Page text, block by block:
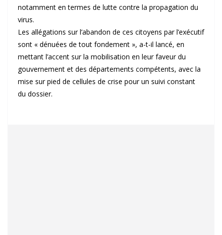
notamment en termes de lutte contre la propagation du
virus.
Les allégations sur l’abandon de ces citoyens par l’exécutif
sont « dénuées de tout fondement », a-t-il lancé, en
mettant l’accent sur la mobilisation en leur faveur du
gouvernement et des départements compétents, avec la
mise sur pied de cellules de crise pour un suivi constant
du dossier.